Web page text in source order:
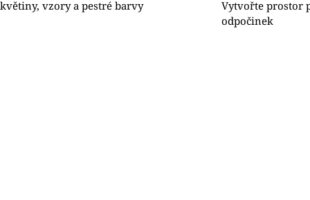
květiny, vzory a pestré barvy
Vytvořte prostor
odpočinek